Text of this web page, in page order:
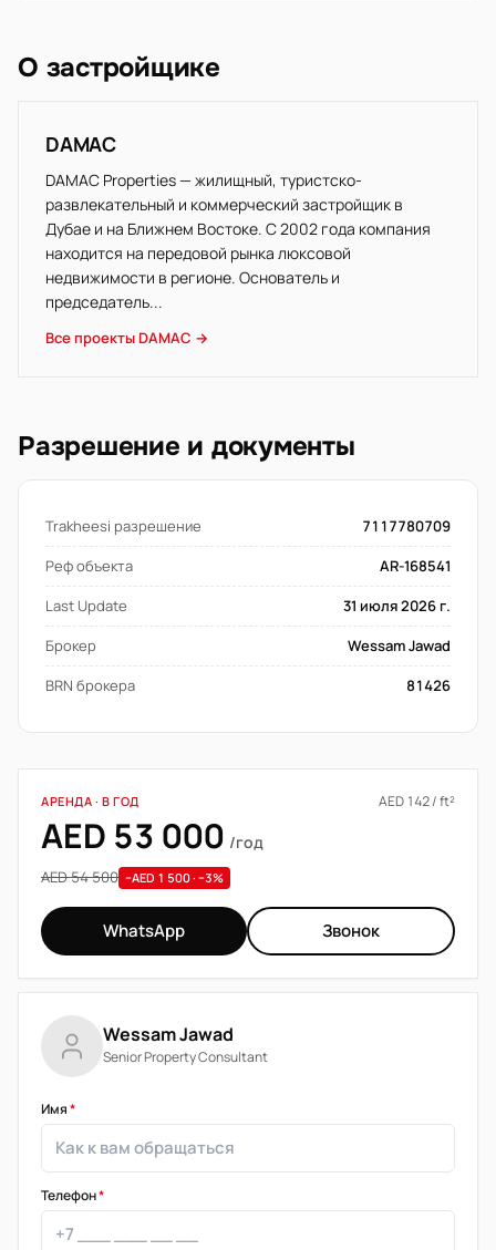
О застройщике
DAMAC
DAMAC Properties — жилищный, туристско-
развлекательный и коммерческий застройщик в
Дубае и на Ближнем Востоке. С 2002 года компания
находится на передовой рынка люксовой
недвижимости в регионе. Основатель и
председатель...
Все проекты DAMAC →
Разрешение и документы
Trakheesi разрешение
7117780709
Реф объекта
AR-168541
Last Update
31 июля 2026 г.
Брокер
Wessam Jawad
BRN брокера
81426
АРЕНДА · В ГОД AED 142 / ft²
AED 53 000 /год
AED 54 500 −AED 1 500 · −3%
WhatsApp Звонок
Wessam Jawad
Senior Property Consultant
Имя*
Телефон*